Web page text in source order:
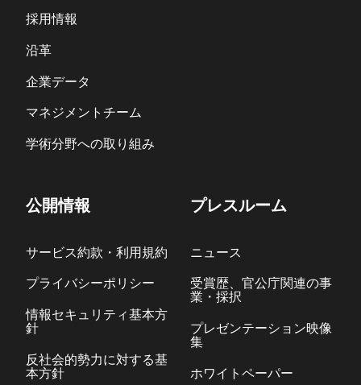
採用情報
沿革
企業データ
マネジメントチーム
学術分野への取り組み
公開情報
サービス約款・利用規約
プライバシーポリシー
情報セキュリティ基本方
針
反社会的勢力に対する基
本方針
プレスルーム
ニュース
受賞歴、官公庁関連の事
業・採択
プレゼンテーション映像
集
ホワイトペーパー